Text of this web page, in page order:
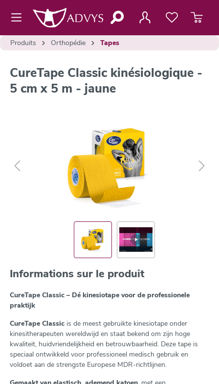
principal
Produits Orthopédie Tapes
CureTape Classic kinésiologique -
5 cm x 5 m - jaune
Informations sur le produit
CureTape Classic – Dé kinesiotape voor de professionele
praktijk
CureTape Classic is de meest gebruikte kinesiotape onder
kinesitherapeuten wereldwijd en staat bekend om zijn hoge
kwaliteit, huidvriendelijkheid en betrouwbaarheid. Deze tape is
speciaal ontwikkeld voor professioneel medisch gebruik en
voldoet aan de strengste Europese MDR-richtlijnen.